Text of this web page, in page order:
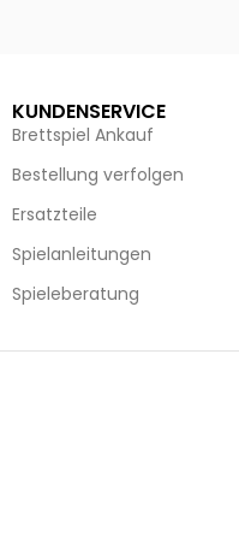
KUNDENSERVICE
Brettspiel Ankauf
Bestellung verfolgen
Ersatzteile
Spielanleitungen
Spieleberatung